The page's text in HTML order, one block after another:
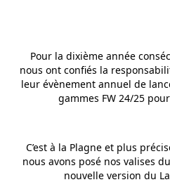
Pour la dixième année
nous ont confiés la
leur évènement annuel de
gammes FW 24/25
C’est à la Plagne et plus
nous avons posé nos valises
nouvelle version du